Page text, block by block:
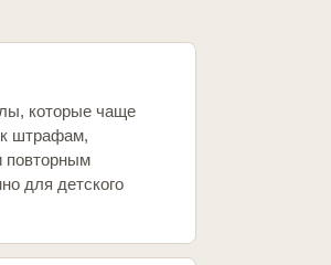
которые чаще
к штрафам,
повторным
для детского